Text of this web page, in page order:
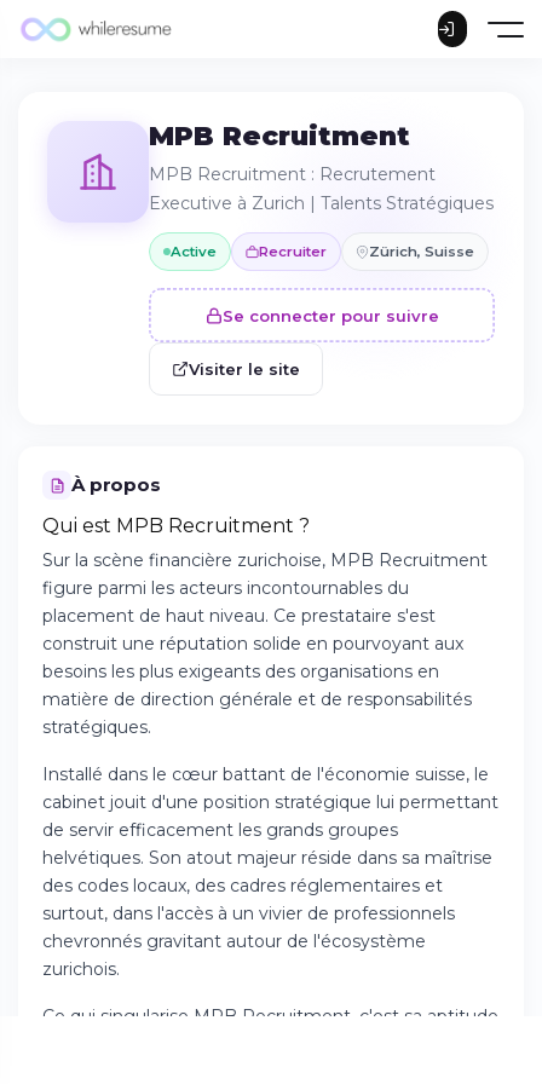
MPB Recruitment
MPB Recruitment : Recrutement
Executive à Zurich | Talents Stratégiques
Active Recruiter Zürich, Suisse
Se connecter pour suivre
Visiter le site
À propos
Qui est MPB Recruitment ?
Sur la scène financière zurichoise, MPB Recruitment
figure parmi les acteurs incontournables du
placement de haut niveau. Ce prestataire s'est
construit une réputation solide en pourvoyant aux
besoins les plus exigeants des organisations en
matière de direction générale et de responsabilités
stratégiques.
Installé dans le cœur battant de l'économie suisse, le
cabinet jouit d'une position stratégique lui permettant
de servir efficacement les grands groupes
helvétiques. Son atout majeur réside dans sa maîtrise
des codes locaux, des cadres réglementaires et
surtout, dans l'accès à un vivier de professionnels
chevronnés gravitant autour de l'écosystème
zurichois.
Ce qui singularise MPB Recruitment, c'est sa aptitude